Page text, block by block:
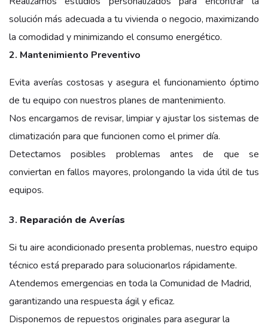
solución más adecuada a tu vivienda o negocio, maximizando
la comodidad y minimizando el consumo energético.
2. Mantenimiento Preventivo
Evita averías costosas y asegura el funcionamiento óptimo
de tu equipo con nuestros planes de mantenimiento.
Nos encargamos de revisar, limpiar y ajustar los sistemas de
climatización para que funcionen como el primer día.
Detectamos posibles problemas antes de que se
conviertan en fallos mayores, prolongando la vida útil de tus
equipos.
3. Reparación de Averías
Si tu aire acondicionado presenta problemas, nuestro equipo
técnico está preparado para solucionarlos rápidamente.
Atendemos emergencias en toda la Comunidad de Madrid,
garantizando una respuesta ágil y eficaz.
Disponemos de repuestos originales para asegurar la